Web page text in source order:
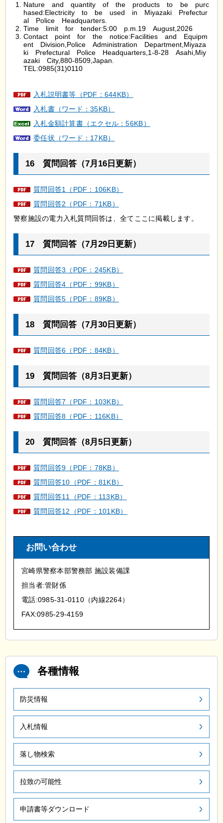
Nature and quantity of the products to be purc
hased:Electricity
to be used in Miyazaki Prefectur
al
Police Headquarters.
Time
limit for tender:5:00 p .m.19 August,2026
Contact
point for the notice:Facilities and Equipm
ent
Division,Police Administration Department,Miyaza
ki
Prefectural Police Headquarters,1-8-28 Asahi,Miy
azaki
City,880-8509,Japan.
TEL:0985(31)0110
入札説明書等（PDF：644KB）
入札書（ワード：35KB）
入札金額計算書（エクセル：56KB）
委任状（ワード：17KB）
16 質問回答（7月16日更新）
質問回答1（PDF：106KB）
質問回答2（PDF：71KB）
警察施設の電力入札質問回答は、全てここに掲載します。
17 質問回答（7月29日更新）
質問回答3（PDF：245KB）
質問回答4（PDF：99KB）
質問回答5（PDF：89KB）
18 質問回答（7月30日更新）
質問回答6（PDF：84KB）
19 質問回答（8月3日更新）
質問回答7（PDF：103KB）
質問回答8（PDF：116KB）
20 質問回答（8月5日更新）
質問回答9（PDF：78KB）
質問回答10（PDF：81KB）
質問回答11（PDF：113KB）
質問回答12（PDF：101KB）
お問い合わせ
宮崎県警察本部警務部 施設装備課
担当者:管財係
電話:0985-31-0110（内線2264）
FAX:0985-29-4159
各種情報
防災情報
入札情報
落し物検索
拉致の可能性
申請書等ダウンロード